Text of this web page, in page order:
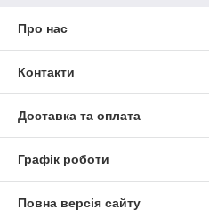
Про нас
Контакти
Доставка та оплата
Графік роботи
Повна версія сайту